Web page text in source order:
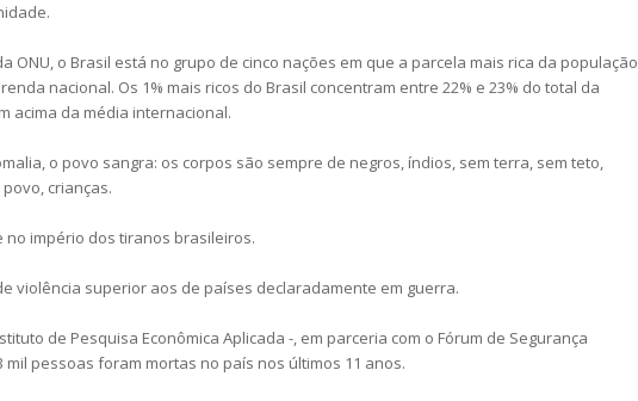
ONU, o Brasil está no grupo de cinco nações em que a parcela mais rica da população
nacional. Os 1% mais ricos do Brasil concentram entre 22% e 23% do total da
acima da média internacional.
o povo sangra: os corpos são sempre de negros, índios, sem terra, sem teto,
crianças.
no império dos tiranos brasileiros.
violência superior aos de países declaradamente em guerra.
de Pesquisa Econômica Aplicada -, em parceria com o Fórum de Segurança
mil pessoas foram mortas no país nos últimos 11 anos.